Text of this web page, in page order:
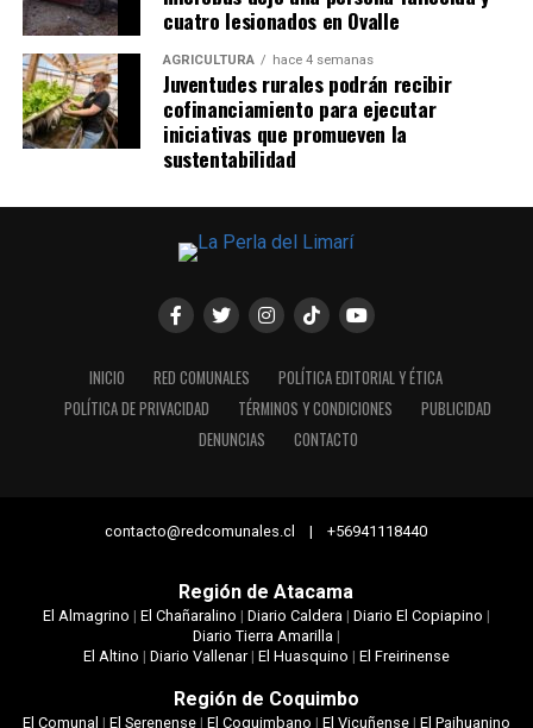
cuatro lesionados en Ovalle
AGRICULTURA hace 4 semanas
Juventudes rurales podrán recibir
cofinanciamiento para ejecutar
iniciativas que promueven la
sustentabilidad
INICIO RED COMUNALES
POLÍTICA EDITORIAL Y ÉTICA
POLÍTICA DE PRIVACIDAD
TÉRMINOS Y CONDICIONES
PUBLICIDAD
DENUNCIAS
CONTACTO
contacto@redcomunales.cl | +56941118440
Región de Atacama
El Almagrino | El Chañaralino | Diario Caldera| Diario El Copiapino |
Diario Tierra Amarilla|
El Altino | Diario Vallenar| El Huasquino | El Freirinense
Región de Coquimbo
El Comunal | El Serenense| El Coquimbano | El Vicuñense| El Paihuanino